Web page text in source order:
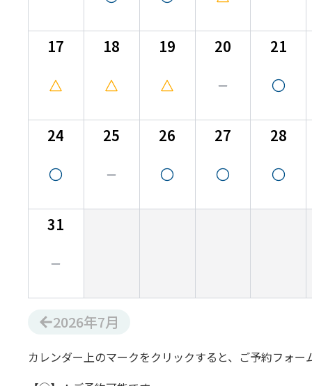
17 18 19 20 21
24 25 26 27 28
31
2026年7月
カレンダー上のマークをクリックすると、ご予約フォー